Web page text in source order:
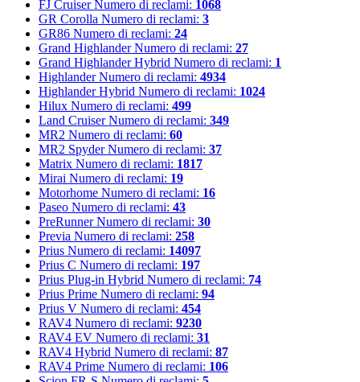
FJ Cruiser Numero di reclami: 1068
GR Corolla Numero di reclami: 3
GR86 Numero di reclami: 24
Grand Highlander Numero di reclami: 27
Grand Highlander Hybrid Numero di reclami: 1
Highlander Numero di reclami: 4934
Highlander Hybrid Numero di reclami: 1024
Hilux Numero di reclami: 499
Land Cruiser Numero di reclami: 349
MR2 Numero di reclami: 60
MR2 Spyder Numero di reclami: 37
Matrix Numero di reclami: 1817
Mirai Numero di reclami: 19
Motorhome Numero di reclami: 16
Paseo Numero di reclami: 43
PreRunner Numero di reclami: 30
Previa Numero di reclami: 258
Prius Numero di reclami: 14097
Prius C Numero di reclami: 197
Prius Plug-in Hybrid Numero di reclami: 74
Prius Prime Numero di reclami: 94
Prius V Numero di reclami: 454
RAV4 Numero di reclami: 9230
RAV4 EV Numero di reclami: 31
RAV4 Hybrid Numero di reclami: 87
RAV4 Prime Numero di reclami: 106